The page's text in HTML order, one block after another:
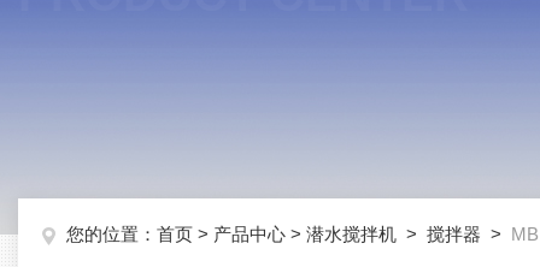
您的位置： 首页 > 产品中心 > 潜水搅拌机 > 搅拌器 >